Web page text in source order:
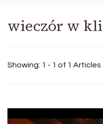
wieczór w
Showing: 1 - 1 of 1 Articles